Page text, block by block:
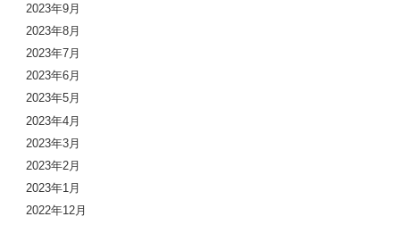
2023年9月
2023年8月
2023年7月
2023年6月
2023年5月
2023年4月
2023年3月
2023年2月
2023年1月
2022年12月